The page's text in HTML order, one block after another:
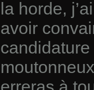
la horde,
avoir